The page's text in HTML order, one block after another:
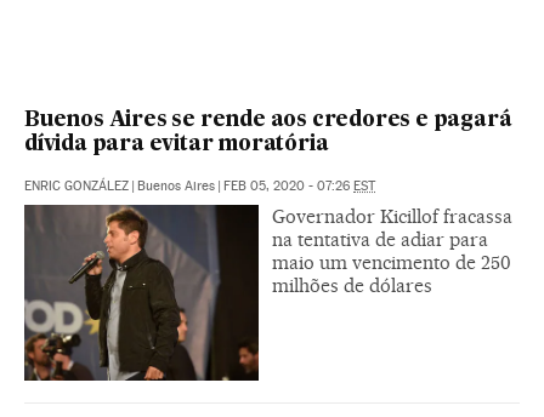
Buenos Aires se rende aos credores e pagará
dívida para evitar moratória
ENRIC GONZÁLEZ Buenos Aires FEB 05, 2020 - 07:26 EST
Governador Kicillof fracassa
na tentativa de adiar para
maio um vencimento de 250
milhões de dólares